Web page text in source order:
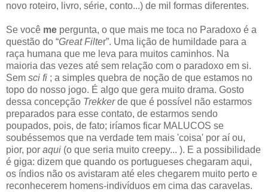
novo roteiro, livro, série, conto...) de mil formas diferentes.
Se você me pergunta, o que mais me toca no Paradoxo é a
questão do “Great Filter”. Uma lição de humildade para a
raça humana que me leva para muitos caminhos. Na
maioria das vezes até sem relação com o paradoxo em si.
Sem sci fi ; a simples quebra de noção de que estamos no
topo do nosso jogo. É algo que gera muito drama. Gosto
dessa concepção Trekkerde que é possível não estarmos
preparados para esse contato, de estarmos sendo
poupados, pois, de fato; iríamos ficar MALUCOS se
soubéssemos que na verdade tem mais 'coisa' por aí ou,
pior, por aqui (o que seria muito creepy... ). E a possibilidade
é giga: dizem que quando os portugueses chegaram aqui,
os índios não os avistaram até eles chegarem muito perto e
reconhecerem homens-indivíduos em cima das caravelas.